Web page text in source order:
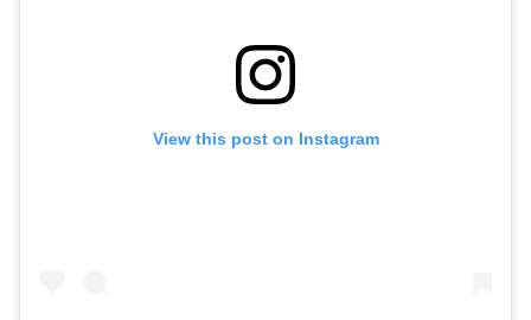
View this post on Instagram